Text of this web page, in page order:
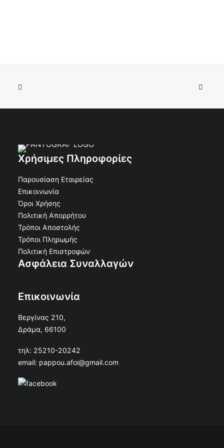
Χρήσιμες Πληροφορίες
Παρουσίαση Εταιρείας
Επικοινωνία
Όροι Χρήσης
Πολιτική Απορρήτου
Τρόποι Αποστολής
Τρόποι Πληρωμής
Πολιτική Επιστροφών
Ασφάλεια Συναλλαγών
Επικοινωνία
Βεργίνας 210,
Δράμα, 66100
τηλ: 25210-20242
email: pappou.afoi@gmail.com